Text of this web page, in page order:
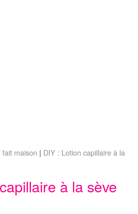
fait maison
DIY : Lotion capillaire à la
à la sève